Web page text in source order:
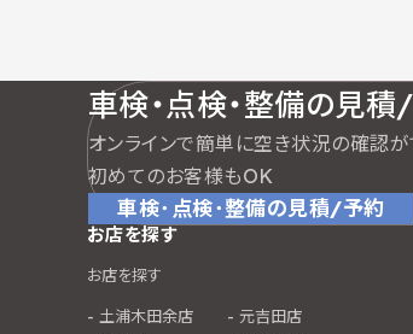
車検・点検・整備の見
オンラインで簡単に空き状況の確認が
初めてのお客様もOK
車検･点検･整備の見積/予約
お店を探す
お店を探す
土浦木田余店
元吉田店